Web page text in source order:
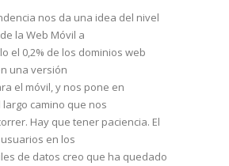
nos da una idea del nivel
la Web Móvil a
el 0,2% de los dominios web
una versión
el móvil, y nos pone en
camino que nos
Hay que tener paciencia. El
en los
de datos creo que ha quedado